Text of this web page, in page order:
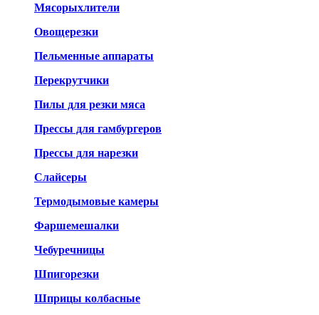
Мясорыхлители
Овощерезки
Пельменные аппараты
Перекрутчики
Пилы для резки мяса
Прессы для гамбургеров
Прессы для нарезки
Слайсеры
Термодымовые камеры
Фаршемешалки
Чебуречницы
Шпигорезки
Шприцы колбасные